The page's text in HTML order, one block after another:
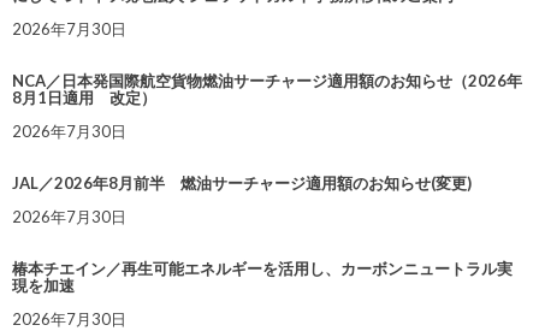
2026年7月30日
NCA／日本発国際航空貨物燃油サーチャージ適用額のお知らせ（2026年
8月1日適用 改定）
2026年7月30日
JAL／2026年8月前半 燃油サーチャージ適用額のお知らせ(変更)
2026年7月30日
椿本チエイン／再生可能エネルギーを活用し、カーボンニュートラル実
現を加速
2026年7月30日